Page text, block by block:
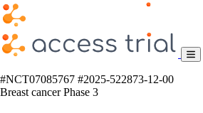
#NCT07085767 #2025-522873-12-00
Breast cancerPhase 3